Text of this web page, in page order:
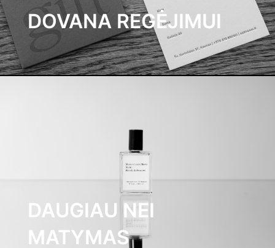
DOVANA REGĖJIMUI
DAUGIAU NEI
MATYMAS